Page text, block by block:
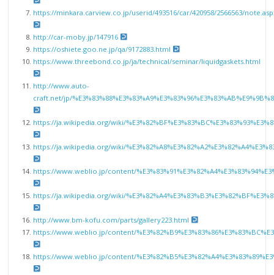
https://minkara.carview.co.jp/userid/493516/car/420958/2566563/
http://car-moby.jp/147916
https://oshiete.goo.ne.jp/qa/9172883.html
https://www.threebond.co.jp/ja/technical/seminar/liquidgaskets.html
http://www.auto-
craft.net/jp/
https://ja.wikipedia.org/wiki/
https://ja.wikipedia.org/wiki/
https://www.weblio.jp/content/
https://ja.wikipedia.org/wiki/
http://www.bm-kofu.com/parts/gallery223.html
https://www.weblio.jp/content/
https://www.weblio.jp/content/